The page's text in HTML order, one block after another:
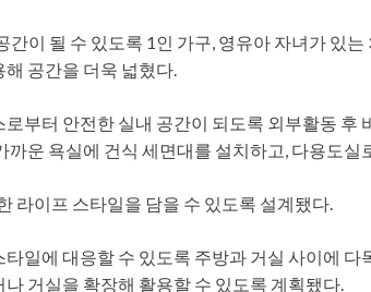
간이 될 수 있도록 1인 가구, 영유아 자녀가 있
공간을 더욱 넓혔다.
부터 안전한 실내 공간이 되도록 외부활동 후
까운 욕실에 건식 세면대를 설치하고, 다용도실
라이프 스타일을 담을 수 있도록 설계됐다.
일에 대응할 수 있도록 주방과 거실 사이에 다
거실을 확장해 활용할 수 있도록 계획됐다.